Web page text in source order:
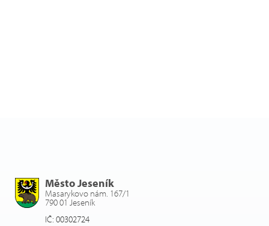
Město Jeseník
Masarykovo nám. 167/1
790 01 Jeseník
IČ: 00302724